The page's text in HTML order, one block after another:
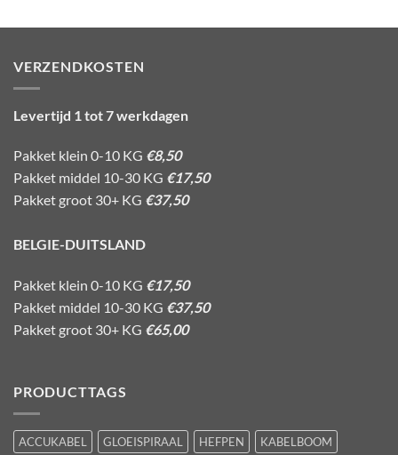
VERZENDKOSTEN
Levertijd 1 tot 7 werkdagen
Pakket klein 0-10 KG €8,50
Pakket middel 10-30 KG €17,50
Pakket groot 30+ KG €37,50
BELGIE-DUITSLAND
Pakket klein 0-10 KG €17,50
Pakket middel 10-30 KG €37,50
Pakket groot 30+ KG €65,00
PRODUCTTAGS
ACCUKABEL GLOEISPIRAAL HEFPEN
KABELBOOM